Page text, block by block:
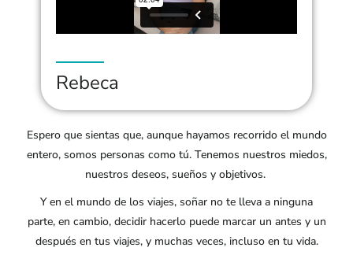
Rebeca
Espero que sientas que, aunque hayamos recorrido el mundo
entero, somos personas como tú. Tenemos nuestros miedos,
nuestros deseos, sueños y objetivos.
Y en el mundo de los viajes, soñar no te lleva a ninguna
parte, en cambio, decidir hacerlo puede marcar un antes y un
después en tus viajes, y muchas veces, incluso en tu vida.